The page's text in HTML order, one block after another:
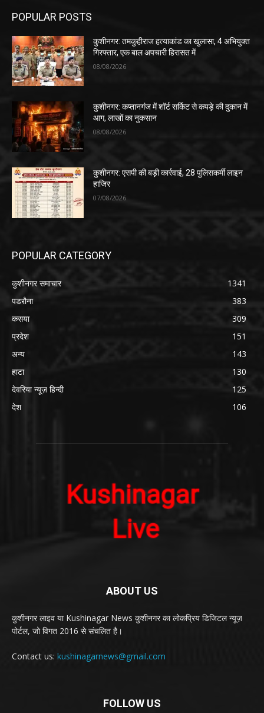
POPULAR POSTS
कुशीनगर: तमकुहीराज हत्याकांड का खुलासा, 4 अभियुक्त
गिरफ्तार, एक बाल अपचारी हिरासत में
08/08/2026
कुशीनगर: कप्तानगंज में शॉर्ट सर्किट से कपड़े की दुकान में
आग, लाखों का नुकसान
08/08/2026
कुशीनगर: एसपी की बड़ी कार्रवाई, 28 पुलिसकर्मी लाइन
हाजिर
07/08/2026
POPULAR CATEGORY
कुशीनगर समाचार
1341
पडरौना
383
कसया
309
प्रदेश
151
अन्य
143
हाटा
130
देवरिया न्यूज़ हिन्दी
125
देश
106
ABOUT US
कुशीनगर लाइव या Kushinagar News कुशीनगर का लोकप्रिय डिजिटल न्यूज़
पोर्टल, जो विगत 2016 से संचलित है।
Contact us: kushinagarnews@gmail.com
FOLLOW US